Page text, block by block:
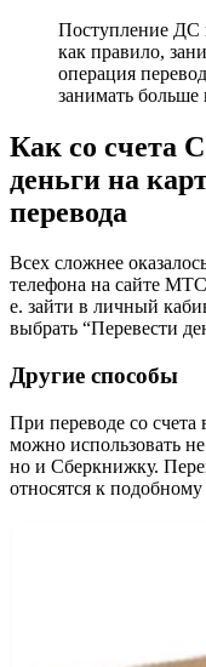
Поступление ДС
как правило,
операция
занимать больше
Как со счета
деньги на
перевода
Всех сложнее
телефона на сайте
е. зайти в личный
выбрать “Перевести
Другие способы
При переводе со счета
можно использовать
но и Сберкнижку.
относятся к